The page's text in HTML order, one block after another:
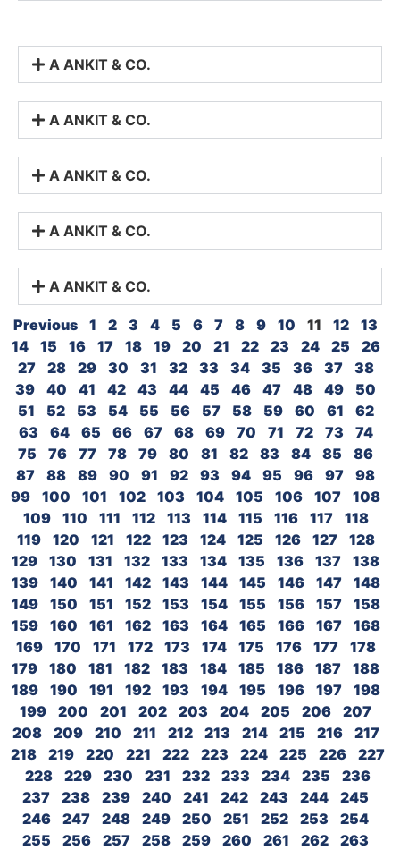
A ANKIT & CO.
A ANKIT & CO.
A ANKIT & CO.
A ANKIT & CO.
A ANKIT & CO.
Previous 1 2 3 4 5 6 7 8 9 10 11 12
13
14
15 16 17 18 19 20 21 22 23 24 25
26
27
28 29 30 31 32 33 34 35 36 37
38
39
40 41 42 43 44 45 46 47 48 49
50
51
52 53 54 55 56 57 58 59 60 61
62
63
64 65 66 67 68 69 70 71 72 73
74
75
76 77 78 79 80 81 82 83 84 85
86
87
88 89 90 91 92 93 94 95 96 97
98
99
100 101 102 103 104 105 106 107
108
109
110 111 112 113 114 115 116 117
118
119
120 121 122 123 124 125 126 127
128
129
130 131 132 133 134 135 136 137
138
139
140 141 142 143 144 145 146 147
148
149
150 151 152 153 154 155 156 157
158
159
160 161 162 163 164 165 166 167
168
169
170 171 172 173 174 175 176 177
178
179
180 181 182 183 184 185 186 187
188
189
190 191 192 193 194 195 196 197
198
199
200 201 202 203 204 205 206
207
208
209 210 211 212 213 214 215 216
217
218
219 220 221 222 223 224 225 226
227
228
229 230 231 232 233 234 235
236
237
238 239 240 241 242 243 244
245
246
247 248 249 250 251 252 253
254
255
256 257 258 259 260 261 262
263